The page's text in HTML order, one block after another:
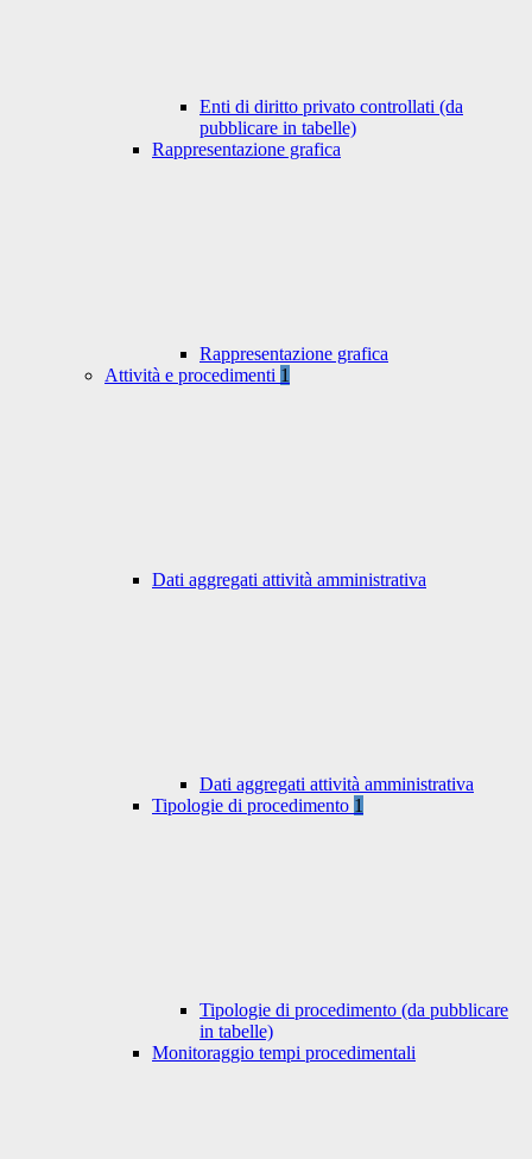
Enti di diritto privato controllati (da
pubblicare in tabelle)
Rappresentazione grafica
Rappresentazione grafica
Attività e procedimenti 1
Dati aggregati attività amministrativa
Dati aggregati attività amministrativa
Tipologie di procedimento 1
Tipologie di procedimento (da pubblicare
in tabelle)
Monitoraggio tempi procedimentali